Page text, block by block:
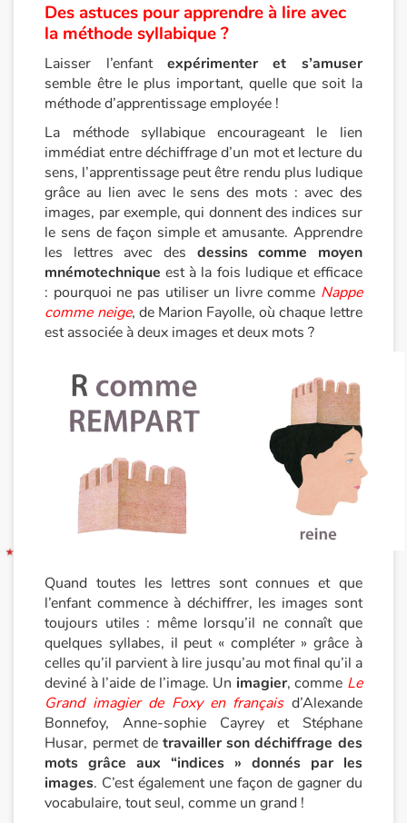
Des astuces pour apprendre à lire avec
la méthode syllabique ?
Laisser l’enfant expérimenter et s’amuser
semble être le plus important, quelle que soit la
méthode d’apprentissage employée !
La méthode syllabique encourageant le lien
immédiat entre déchiffrage d’un mot et lecture du
sens, l’apprentissage peut être rendu plus ludique
grâce au lien avec le sens des mots : avec des
images, par exemple, qui donnent des indices sur
le sens de façon simple et amusante. Apprendre
les lettres avec des dessins comme moyen
mnémotechnique est à la fois ludique et efficace
: pourquoi ne pas utiliser un livre comme Nappe
comme neige, de Marion Fayolle, où chaque lettre
est associée à deux images et deux mots ?
Quand toutes les lettres sont connues et que
l’enfant commence à déchiffrer, les images sont
toujours utiles : même lorsqu’il ne connaît que
quelques syllabes, il peut « compléter » grâce à
celles qu’il parvient à lire jusqu’au mot final qu’il a
deviné à l’aide de l’image. Un imagier, comme Le
Grand imagier de Foxy en françaisd’Alexande
Bonnefoy, Anne-sophie Cayrey et Stéphane
Husar, permet detravailler son déchiffrage des
mots grâce aux “indices » donnés par les
images. C’est également une façon de gagner du
vocabulaire, tout seul, comme un grand !